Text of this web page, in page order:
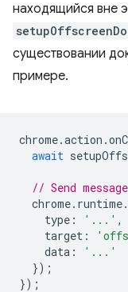
находящийся вне
существовании
примере.
chrome.action .
await
// Send
chrome. runtime.
type : '...' ,
target :
data :
'...'
});
});